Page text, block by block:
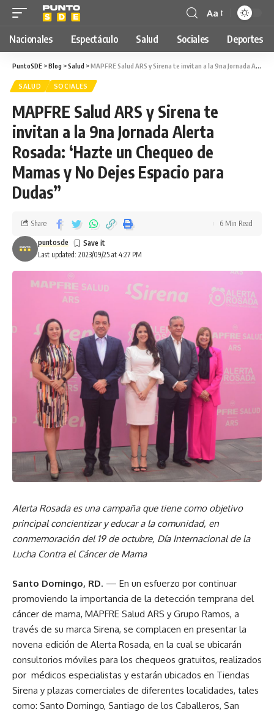
Aa
Nacionales Espectáculo Salud Sociales Deportes
PuntoSDE >Blog >Salud >MAPFRE Salud ARS y Sirena te invitan a la 9na Jornada Alerta Rosada: ‘Hazte un Chequeo de Mamas y No Dejes Espacio para Dudas”
SALUD SOCIALES
MAPFRE Salud ARS y Sirena te
invitan a la 9na Jornada Alerta
Rosada: ‘Hazte un Chequeo de
Mamas y No Dejes Espacio para
Dudas”
Last updated: 2023/09/25 at 4:27 PM
puntosde
Share 6 Min Read
Alerta Rosada es una campaña que tiene como objetivo
principal concientizar y educar a la comunidad, en
conmemoración del 19 de octubre, Día Internacional de la
Lucha Contra el Cáncer de Mama
Santo Domingo, RD. — En un esfuerzo por continuar
promoviendo la importancia de la detección temprana del
cáncer de mama, MAPFRE Salud ARS y Grupo Ramos, a
través de su marca Sirena, se complacen en presentar la
novena edición de Alerta Rosada, en la cual se ubicarán
consultorios móviles para los chequeos gratuitos, realizados
por médicos especialistas y estarán ubicados en Tiendas
Sirena y plazas comerciales de diferentes localidades, tales
como: Santo Domingo, Santiago de los Caballeros, San